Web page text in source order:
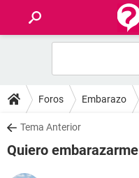
FOROS
SALUD
FAMILIA
Foros Embarazo
Tema Anterior
Quiero embarazarme